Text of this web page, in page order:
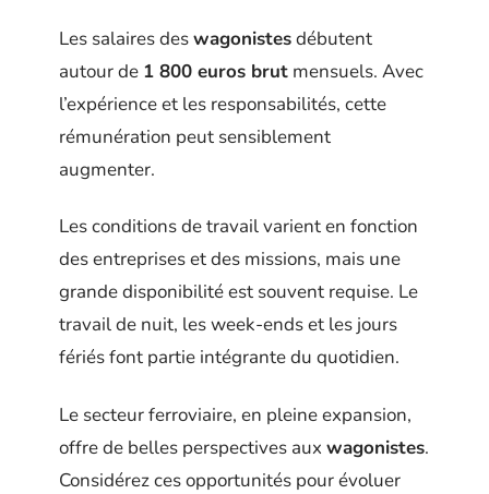
Les salaires deswagonistesdébutent
autour de 1 800 euros brut mensuels. Avec
l’expérience et les responsabilités, cette
rémunération peut sensiblement
augmenter.
Les conditions de travail varient en fonction
des entreprises et des missions, mais une
grande disponibilité est souvent requise. Le
travail de nuit, les week-ends et les jours
fériés font partie intégrante du quotidien.
Le secteur ferroviaire, en pleine expansion,
offre de belles perspectives aux wagonistes.
Considérez ces opportunités pour évoluer